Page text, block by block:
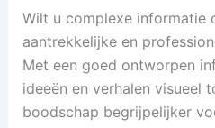
Wilt u complexe informatie
aantrekkelijke en
Met een goed ontworpen
ideeën en verhalen visueel
boodschap begrijpelijker